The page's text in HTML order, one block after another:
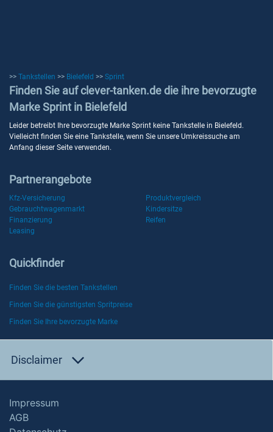
>> Tankstellen >> Bielefeld >> Sprint
Finden Sie auf clever-tanken.de die ihre bevorzugte
Marke Sprint in Bielefeld
Leider betreibt Ihre bevorzugte Marke Sprint keine Tankstelle in Bielefeld.
Vielleicht finden Sie eine Tankstelle, wenn Sie unsere Umkreissuche am
Anfang dieser Seite verwenden.
Partnerangebote
Kfz-Versicherung
Produktvergleich
Gebrauchtwagenmarkt
Kindersitze
Finanzierung
Reifen
Leasing
Quickfinder
Finden Sie die besten Tankstellen
Finden Sie die günstigsten Spritpreise
Finden Sie Ihre bevorzugte Marke
Disclaimer
Impressum
AGB